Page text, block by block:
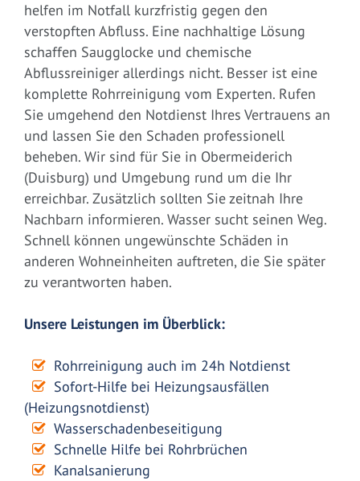
helfen im Notfall kurzfristig gegen den
verstopften Abfluss. Eine nachhaltige Lösung
schaffen Saugglocke und chemische
Abflussreiniger allerdings nicht. Besser ist eine
komplette Rohrreinigung vom Experten. Rufen
Sie umgehend den Notdienst Ihres Vertrauens an
und lassen Sie den Schaden professionell
beheben. Wir sind für Sie in Obermeiderich
(Duisburg) und Umgebung rund um die Ihr
erreichbar. Zusätzlich sollten Sie zeitnah Ihre
Nachbarn informieren. Wasser sucht seinen Weg.
Schnell können ungewünschte Schäden in
anderen Wohneinheiten auftreten, die Sie später
zu verantworten haben.
Unsere Leistungen im Überblick:
Rohrreinigung auch im 24h Notdienst
Sofort-Hilfe bei Heizungsausfällen
(Heizungsnotdienst)
Wasserschadenbeseitigung
Schnelle Hilfe bei Rohrbrüchen
Kanalsanierung